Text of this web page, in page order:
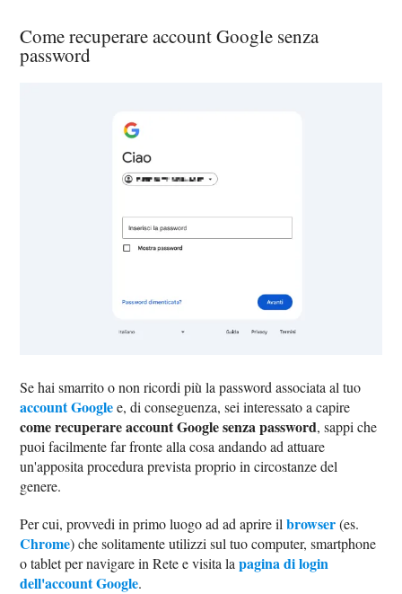
Come recuperare account Google senza
password
Se hai smarrito o non ricordi più la password associata al tuo
account Googlee, di conseguenza, sei interessato a capire
come recuperare account Google senza password, sappi che
puoi facilmente far fronte alla cosa andando ad attuare
un'apposita procedura prevista proprio in circostanze del
genere.
Per cui, provvedi in primo luogo ad ad aprire ilbrowser(es.
Chrome) che solitamente utilizzi sul tuo computer, smartphone
o tablet per navigare in Rete e visita lapagina di login
dell'account Google.